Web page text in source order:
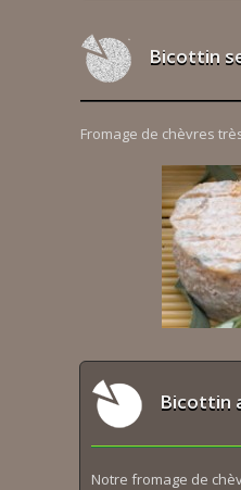
Bicottin
Fromage de chèvres
Bicottin
Notre fromage de